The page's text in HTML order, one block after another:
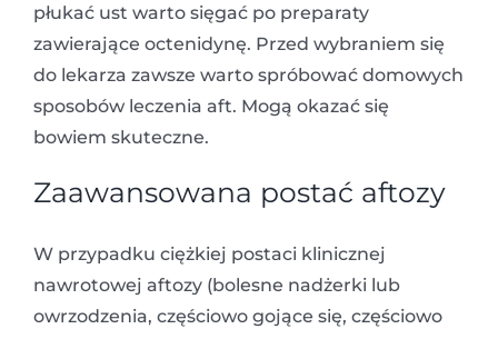
płukać ust warto sięgać po preparaty
zawierające octenidynę. Przed wybraniem się
do lekarza zawsze warto spróbować domowych
sposobów leczenia aft. Mogą okazać się
bowiem skuteczne.
Zaawansowana postać aftozy
W przypadku ciężkiej postaci klinicznej
nawrotowej aftozy (bolesne nadżerki lub
owrzodzenia, częściowo gojące się, częściowo